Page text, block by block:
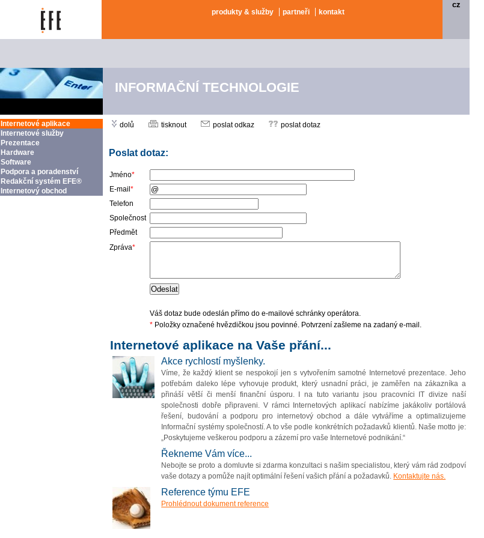
produkty & služby partneři kontakt
cz
INFORMAČNÍ TECHNOLOGIE
Internetové aplikace
Internetové služby
Prezentace
Hardware
Software
Podpora a poradenství
Redakční systém EFE®
Internetový obchod
dolů tisknout poslat odkaz poslat dotaz
Poslat dotaz:
Jméno*
E-mail *
Telefon
Společnost
Předmět
Zpráva*
Váš dotaz bude odeslán přímo do e-mailové schránky operátora.
* Položky označené hvězdičkou jsou povinné. Potvrzení zašleme na zadaný e-mail.
Internetové aplikace na Vaše přání...
Akce rychlostí myšlenky.
Víme, že každý klient se nespokojí jen s vytvořením samotné Internetové prezentace. Jeho
potřebám daleko lépe vyhovuje produkt, který usnadní práci, je zaměřen na zákazníka a
přináší větší či menší finanční úsporu. I na tuto variantu jsou pracovníci IT divize naší
společnosti dobře připraveni. V rámci Internetových aplikací nabízíme jakákoliv portálová
řešení, budování a podporu pro internetový obchod a dále vytváříme a optimalizujeme
Informační systémy společností. A to vše podle konkrétních požadavků klientů. Naše motto je:
„Poskytujeme veškerou podporu a zázemí pro vaše Internetové podnikání.“
Řekneme Vám více...
Nebojte se proto a domluvte si zdarma konzultaci s našim specialistou, který vám rád zodpoví
vaše dotazy a pomůže najít optimální řešení vašich přání a požadavků. Kontaktujte nás.
Reference týmu EFE
Prohlédnout dokument reference